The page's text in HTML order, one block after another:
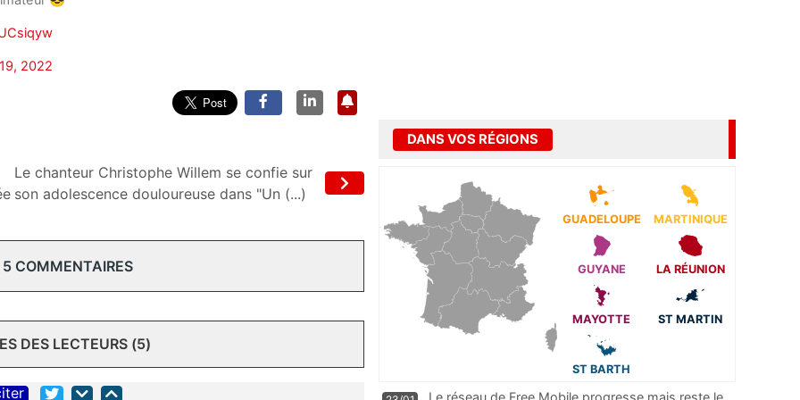
2022
Le chanteur Christophe Willem se confie sur
son adolescence douloureuse dans "Un (...)
COMMENTAIRES
DES LECTEURS (5)
DANS VOS RÉGIONS
GUADELOUPE MARTINIQUE
GUYANE LA RÉUNION
MAYOTTE ST MARTIN
ST BARTH
Le réseau de Free Mobile progresse mais reste le